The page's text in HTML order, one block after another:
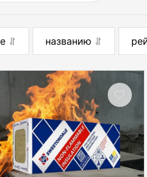
названию